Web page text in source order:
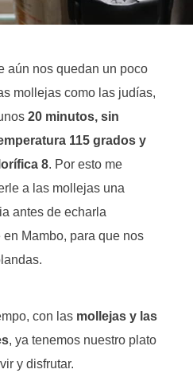
aún nos quedan un poco
mollejas como las judías,
20 minutos, sin
115 grados y
8. Por esto me
a las mollejas una
antes de echarla
en Mambo, para que nos
con las mollejas y las
, ya tenemos nuestro plato
y disfrutar.